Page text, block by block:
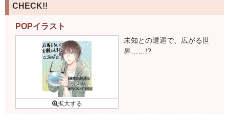
CHECK!!
POPイラスト
未知との遭遇で、広がる世
界……!?